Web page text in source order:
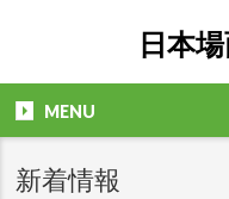
日本
MENU
新着情報